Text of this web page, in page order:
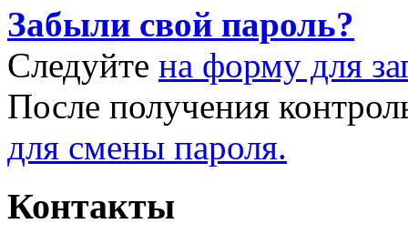
Забыли свой пароль?
Следуйте на форму для
После получения
для смены пароля.
Контакты